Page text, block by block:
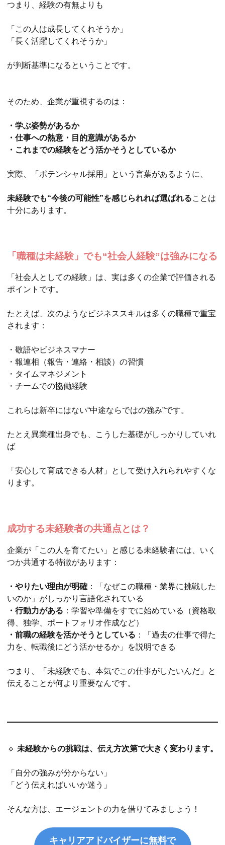
つまり、経験の有無よりも
「この人は成長してくれそうか」
「長く活躍してくれそうか」
が判断基準になるということです。
そのため、企業が重視するのは：
・学ぶ姿勢があるか
・仕事への熱意・目的意識があるか
・これまでの経験をどう活かそうとしているか
実際、「ポテンシャル採用」という言葉があるように、
未経験でも“今後の可能性”を感じられれば選ばれることは
十分にあります。
「職種は未経験」でも“社会人経験”は強みになる
「社会人としての経験」は、実は多くの企業で評価される
ポイントです。
たとえば、次のようなビジネススキルは多くの職種で重宝
されます：
・敬語やビジネスマナー
・報連相（報告・連絡・相談）の習慣
・タイムマネジメント
・チームでの協働経験
これらは新卒にはない“中途ならではの強み”です。
たとえ異業種出身でも、こうした基礎がしっかりしていれ
ば
「安心して育成できる人材」として受け入れられやすくな
ります。
成功する未経験者の共通点とは？
企業が「この人を育てたい」と感じる未経験者には、いく
つか共通する特徴があります：
・やりたい理由が明確 ：「なぜこの職種・業界に挑戦した
いのか」がしっかり言語化されている
・行動力がある ：学習や準備をすでに始めている（資格取
得、独学、ポートフォリオ作成など）
・前職の経験を活かそうとしている ：「過去の仕事で得た
力を、転職後にどう活かせるか」を説明できる
つまり、「未経験でも、本気でこの仕事がしたいんだ」と
伝えることが何より重要なんです。
🔹 未経験からの挑戦は、伝え方次第で大きく変わります。
「自分の強みが分からない」
「どう伝えればいいか迷う」
そんな方は、エージェントの力を借りてみましょう！
キャリアアドバイザーに無料で